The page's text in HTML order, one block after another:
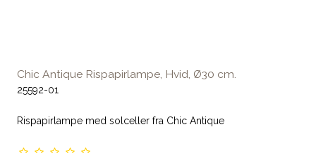
Chic Antique Rispapirlampe, Hvid, Ø30 cm.
25592-01
Rispapirlampe med solceller fra Chic Antique